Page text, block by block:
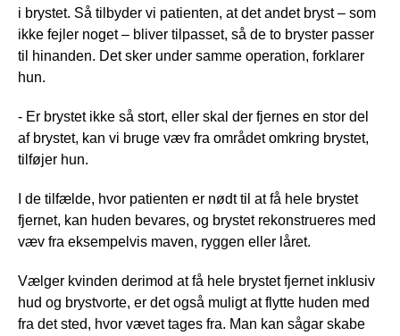
i brystet. Så tilbyder vi patienten, at det andet bryst – som
ikke fejler noget – bliver tilpasset, så de to bryster passer
til hinanden. Det sker under samme operation, forklarer
hun.
- Er brystet ikke så stort, eller skal der fjernes en stor del
af brystet, kan vi bruge væv fra området omkring brystet,
tilføjer hun.
I de tilfælde, hvor patienten er nødt til at få hele brystet
fjernet, kan huden bevares, og brystet rekonstrueres med
væv fra eksempelvis maven, ryggen eller låret.
Vælger kvinden derimod at få hele brystet fjernet inklusiv
hud og brystvorte, er det også muligt at flytte huden med
fra det sted, hvor vævet tages fra. Man kan sågar skabe